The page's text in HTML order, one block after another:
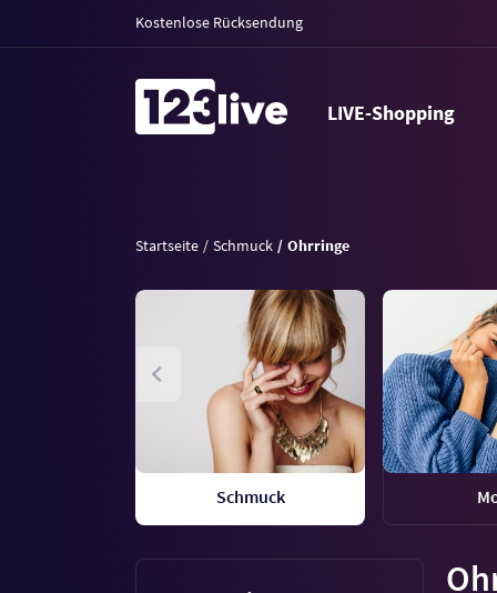
Kostenlose Rücksendung
LIVE-Shopping
Startseite Schmuck Ohrringe
Schmuck